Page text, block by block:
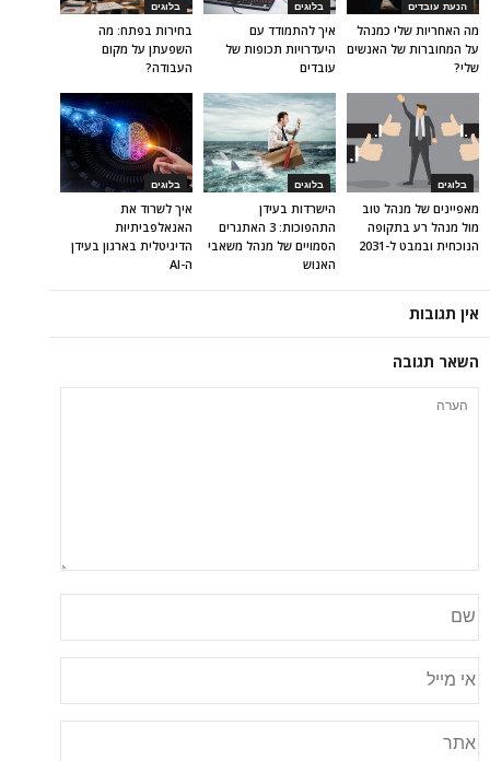
בלוגים
בחירות בפתח: מה
השפעתן על מקום
העבודה?
בלוגים
איך להתמודד עם
היעדרויות תכופות של
עובדים
הנעת עובדים
מה האחריות שלי כמנהל
על המחוברות של האנשים
שלי?
בלוגים
איך לשרוד את
האנאלפביתיוּת
הדיגיטלית בארגון בעידן
ה-AI
בלוגים
הישרדות בעידן
התהפוכות: 3 האתגרים
הסמויים של מנהל משאבי
האנוש
בלוגים
מאפיינים של מנהל טוב
מול מנהל רע בתקופה
הנוכחית ובמבט ל-2031
אין תגובות
השאר תגובה